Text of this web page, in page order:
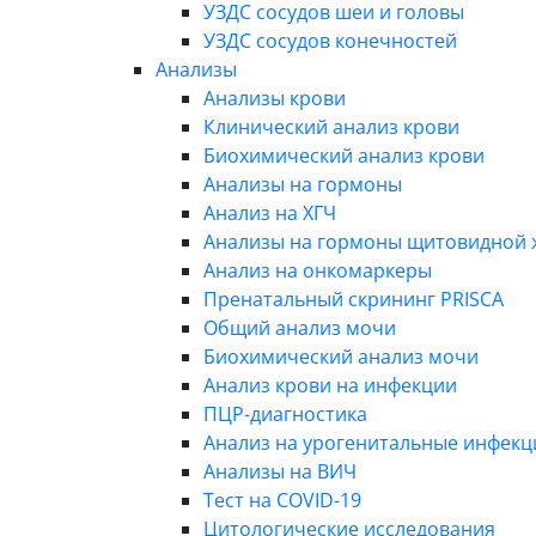
УЗДС сосудов шеи и головы
УЗДС сосудов конечностей
Анализы
Анализы крови
Клинический анализ крови
Биохимический анализ крови
Анализы на гормоны
Анализ на ХГЧ
Анализы на гормоны щитовидной
Анализ на онкомаркеры
Пренатальный скрининг PRISCA
Общий анализ мочи
Биохимический анализ мочи
Анализ крови на инфекции
ПЦР-диагностика
Анализ на урогенитальные
Анализы на ВИЧ
Тест на COVID-19
Цитологические исследования